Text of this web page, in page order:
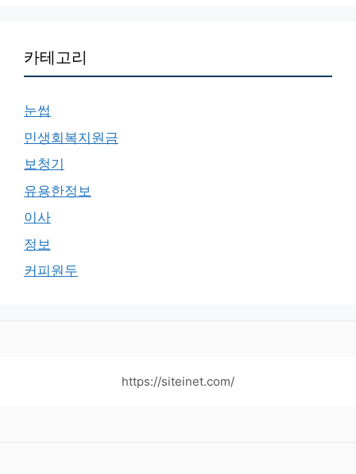
카테고리
눈썹
민생회복지원금
보청기
유용한정보
이사
정보
커피원두
https://siteinet.com/